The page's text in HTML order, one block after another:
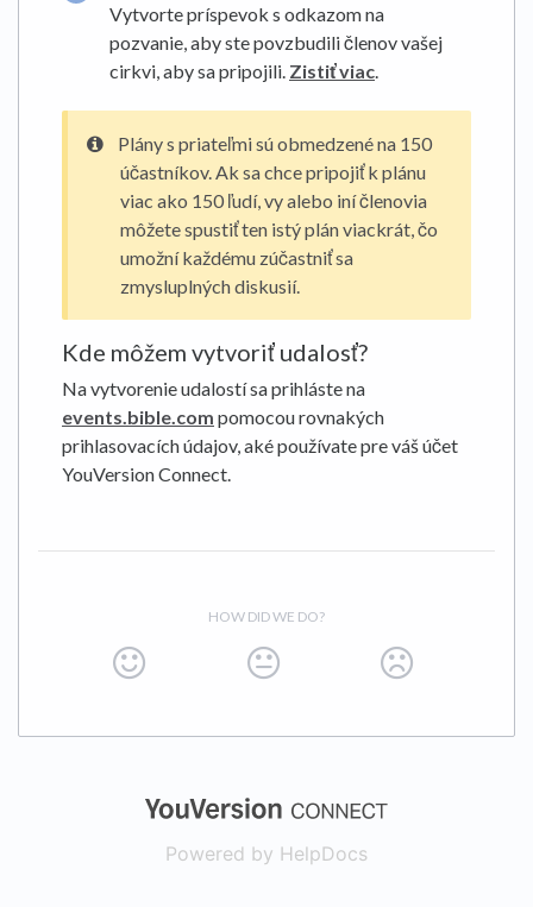
Vytvorte príspevok s odkazom na
pozvanie, aby ste povzbudili členov vašej
cirkvi, aby sa pripojili. Zistiť viac.
Plány s priateľmi sú obmedzené na 150
účastníkov. Ak sa chce pripojiť k plánu
viac ako 150 ľudí, vy alebo iní členovia
môžete spustiť ten istý plán viackrát, čo
umožní každému zúčastniť sa
zmysluplných diskusií.
Kde môžem vytvoriť udalosť?
Na vytvorenie udalostí sa prihláste na
events.bible.com pomocou rovnakých
prihlasovacích údajov, aké používate pre váš účet
YouVersion Connect.
HOW DID WE DO?
(opens in a
Powered by HelpDocs